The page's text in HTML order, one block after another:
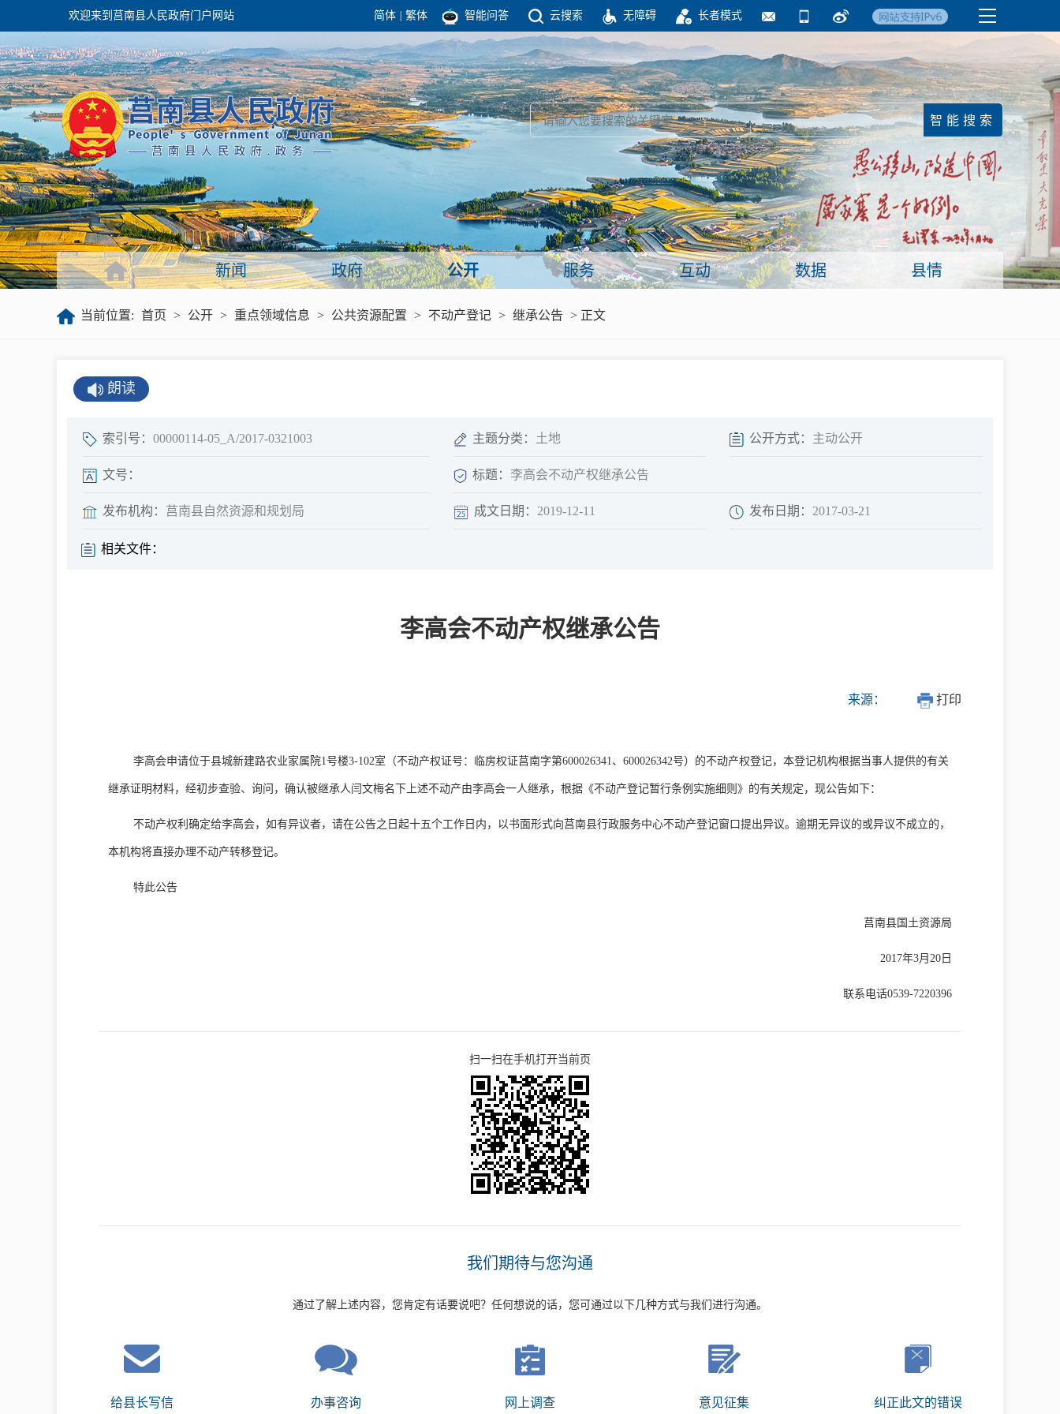
欢迎来到莒南县人民政府门户网站 简体 繁体 智能问答 云搜索 无障碍 长者模式
团结高效 理性法治 公开公平 友善和谐
政府
领导之窗 政府机构
政府会议 政府公报
政府数据
政府工作报告
新闻
政务要闻 国务院要闻
镇街信息
视频新闻 临沂日报·莒南新
闻
公共企事业单位信 依申请公开
县情
图说莒南 政府开放日
新闻 政府 公开 服务 互动 数据 县情
当前位置: 首页 > 公开 > 重点领域信息 > 公共资源配置 > 不动产登记 > 继承公告 > 正文
朗读
索引号： 00000114-05_A/2017-0321003 主题分类： 土地 公开方式： 主动公开
文号： 标题： 李高会不动产权继承公告
发布机构： 莒南县自然资源和规划局 成文日期： 2019-12-11 发布日期： 2017-03-21
相关文件：
李高会不动产权继承公告
来源： 打印
李高会申请位于县城新建路农业家属院1号楼3-102室（不动产权证号：临房权证莒南字第600026341、600026342号）的不动产权登记，本登记机构根据当事人提供的有关
继承证明材料，经初步查验、询问，确认被继承人闫文梅名下上述不动产由李高会一人继承，根据《不动产登记暂行条例实施细则》的有关规定，现公告如下：
不动产权利确定给李高会，如有异议者，请在公告之日起十五个工作日内，以书面形式向莒南县行政服务中心不动产登记窗口提出异议。逾期无异议的或异议不成立的，
本机构将直接办理不动产转移登记。
特此公告
莒南县国土资源局
2017年3月20日
联系电话0539-7220396
扫一扫在手机打开当前页
我们期待与您沟通
通过了解上述内容，您肯定有话要说吧？任何想说的话，您可通过以下几种方式与我们进行沟通。
给县长写信 办事咨询 网上调查 意见征集 纠正此文的错误